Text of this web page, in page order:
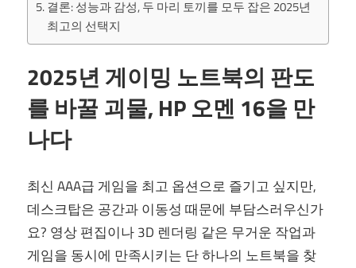
결론: 성능과 감성, 두 마리 토끼를 모두 잡은 2025년
최고의 선택지
2025년 게이밍 노트북의 판도
를 바꿀 괴물, HP 오멘 16을 만
나다
최신 AAA급 게임을 최고 옵션으로 즐기고 싶지만,
데스크탑은 공간과 이동성 때문에 부담스러우신가
요? 영상 편집이나 3D 렌더링 같은 무거운 작업과
게임을 동시에 만족시키는 단 하나의 노트북을 찾